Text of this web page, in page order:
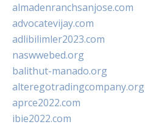
almadenranchsanjose.com
advocatevijay.com
adlibilimler2023.com
naswwebed.org
balithut-manado.org
alteregotradingcompany.org
aprce2022.com
ibie2022.com